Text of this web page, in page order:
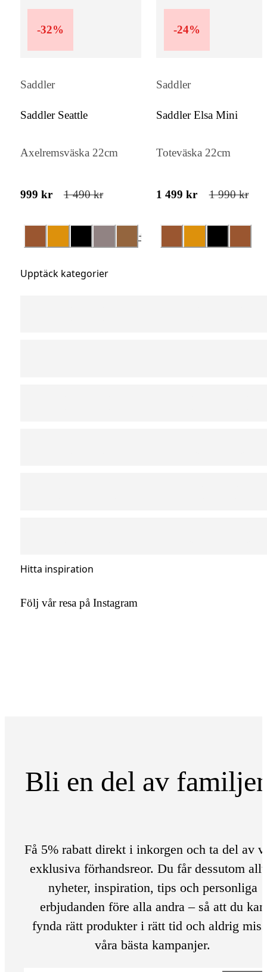
-32%
Saddler
Saddler Seattle
Axelremsväska 22cm
999 kr 1 490 kr
+
-24%
Saddler
Saddler Elsa Mini
Toteväska 22cm
1 499 kr 1 990 kr
Upptäck kategorier
Hitta inspiration
Följ vår resa på Instagram
Bli en del av
Få 5% rabatt direkt i inkorgen och ta del av
exklusiva förhandsreor. Du får dessutom
nyheter, inspiration, tips och personliga
erbjudanden före alla andra – så att du kan
fynda rätt produkter i rätt tid och aldrig
våra bästa kampanjer.